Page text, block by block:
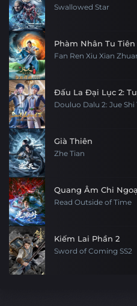
Swallowed Star
Phàm Nhân Tu Tiên
Fan Ren Xiu Xian
Đấu La Đại Lục 2:
Douluo Dalu 2: Jue Shi
Già Thiên
Zhe Tian
Quang Âm Chi
Read Outside of Time
Kiếm Lai Phần 2
Sword of Coming SS2